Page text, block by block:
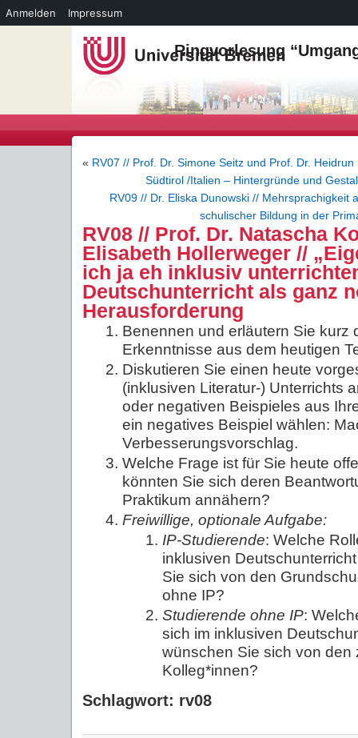
Ringvorlesung
« RV07 // Prof. Dr. Simone Seitz und Prof. Dr.
Südtirol /Italien – Hintergründe und
RV09 // Dr. Eliska Dunowski // Mehrsprachigkeit
schulischer Bildung in der
RV08 // Prof. Dr. Natascha
Elisabeth Hollerweger //
ich ja eh inklusiv
Deutschunterricht als ganz
Herausforderung
Benennen und erläutern Sie kurz
Erkenntnisse aus dem heutigen
Diskutieren Sie einen heute
(inklusiven Literatur-) Unterrichts
oder negativen Beispieles aus
ein negatives Beispiel wählen:
Verbesserungsvorschlag.
Welche Frage ist für Sie heute
könnten Sie sich deren
Praktikum annähern?
Freiwillige, optionale Aufgabe:
IP-Studierende: Welche
inklusiven
Sie sich von den
ohne IP?
Studierende ohne IP:
sich im inklusiven
wünschen Sie sich von den
Kolleg*innen?
Schlagwort: rv08
Anmelden Impressum